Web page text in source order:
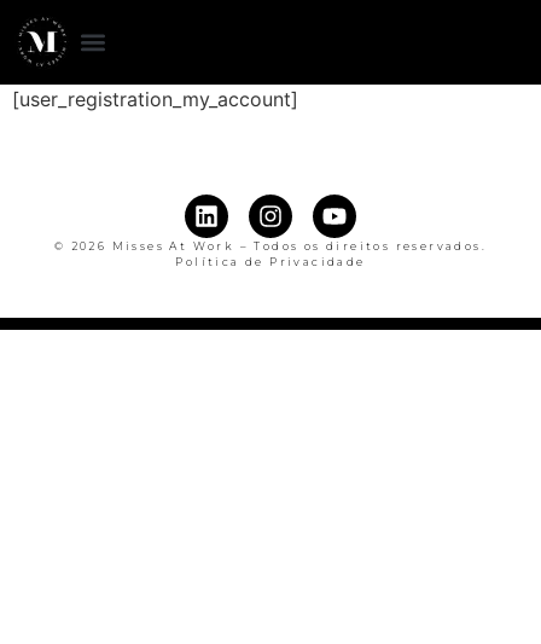
[user_registration_my_account]
© 2026 Misses At Work – Todos os direitos reservados.
Política de Privacidade